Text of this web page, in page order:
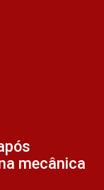
mecânica